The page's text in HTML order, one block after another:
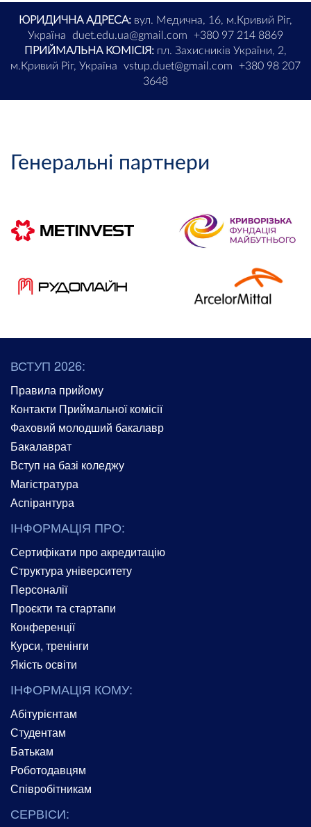
ЮРИДИЧНА АДРЕСА: вул. Медична, 16, м.Кривий Ріг,
Україна
duet.edu.ua@gmail.com
+380 97 214 8869
ПРИЙМАЛЬНА КОМІСІЯ: пл. Захисників України, 2,
м.Кривий Ріг, Україна
vstup.duet@gmail.com
+380 98 207
3648
Генеральні партнери
ВСТУП 2026:
Правила прийому
Контакти Приймальної комісії
Фаховий молодший бакалавр
Бакалаврат
Вступ на базі коледжу
Магістратура
Аспірантура
ІНФОРМАЦІЯ ПРО:
Сертифікати про акредитацію
Структура університету
Персоналії
Проєкти та стартапи
Конференції
Курси, тренінги
Якість освіти
ІНФОРМАЦІЯ КОМУ:
Абітурієнтам
Студентам
Батькам
Роботодавцям
Співробітникам
СЕРВІСИ: